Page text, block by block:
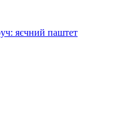
яєчний паштет